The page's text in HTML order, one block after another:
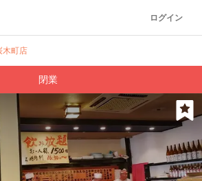
ログイン
木町店
閉業